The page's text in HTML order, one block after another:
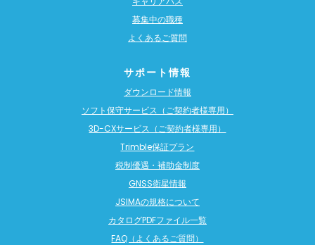
募集中の職種
よくあるご質問
サポート情報
ダウンロード情報
ソフト保守サービス（ご契約者様専用）
3D-CXサービス（ご契約者様専用）
Trimble保証プラン
税制優遇・補助金制度
GNSS衛星情報
JSIMAの規格について
カタログPDFファイル一覧
FAQ（よくあるご質問）